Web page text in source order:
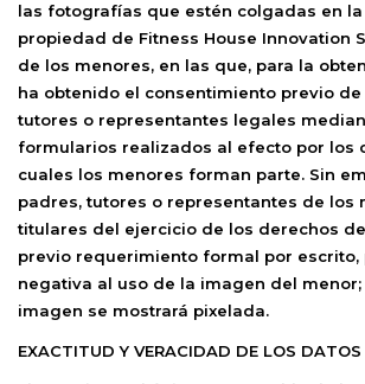
las fotografías que estén colgadas en la
propiedad de Fitness House Innovation
de los menores, en las que, para la
ha obtenido el consentimiento previo
tutores o representantes legales
formularios realizados al efecto por los
cuales los menores forman parte. Sin
padres, tutores o representantes de los
titulares del ejercicio de los derechos
previo requerimiento formal por escrito,
negativa al uso de la imagen del menor;
imagen se mostrará pixelada.
EXACTITUD Y VERACIDAD DE LOS DATOS